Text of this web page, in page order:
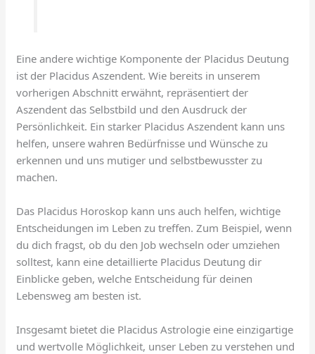
Eine andere wichtige Komponente der Placidus Deutung
ist der Placidus Aszendent. Wie bereits in unserem
vorherigen Abschnitt erwähnt, repräsentiert der
Aszendent das Selbstbild und den Ausdruck der
Persönlichkeit. Ein starker Placidus Aszendent kann uns
helfen, unsere wahren Bedürfnisse und Wünsche zu
erkennen und uns mutiger und selbstbewusster zu
machen.
Das Placidus Horoskop kann uns auch helfen, wichtige
Entscheidungen im Leben zu treffen. Zum Beispiel, wenn
du dich fragst, ob du den Job wechseln oder umziehen
solltest, kann eine detaillierte Placidus Deutung dir
Einblicke geben, welche Entscheidung für deinen
Lebensweg am besten ist.
Insgesamt bietet die Placidus Astrologie eine einzigartige
und wertvolle Möglichkeit, unser Leben zu verstehen und